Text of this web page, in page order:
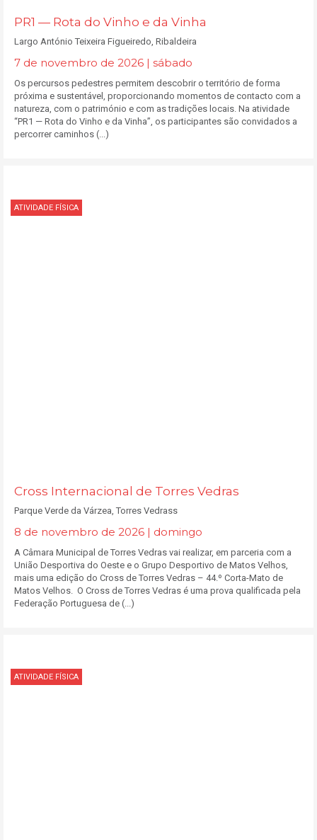
PR1 — Rota do Vinho e da Vinha
Largo António Teixeira Figueiredo, Ribaldeira
7 de novembro de 2026 | sábado
Os percursos pedestres permitem descobrir o território de forma
próxima e sustentável, proporcionando momentos de contacto com a
natureza, com o património e com as tradições locais. Na atividade
“PR1 — Rota do Vinho e da Vinha”, os participantes são convidados a
percorrer caminhos (...)
ATIVIDADE FÍSICA
Cross Internacional de Torres Vedras
Parque Verde da Várzea, Torres Vedrass
8 de novembro de 2026 | domingo
A Câmara Municipal de Torres Vedras vai realizar, em parceria com a
União Desportiva do Oeste e o Grupo Desportivo de Matos Velhos,
mais uma edição do Cross de Torres Vedras – 44.º Corta-Mato de
Matos Velhos. O Cross de Torres Vedras é uma prova qualificada pela
Federação Portuguesa de (...)
ATIVIDADE FÍSICA